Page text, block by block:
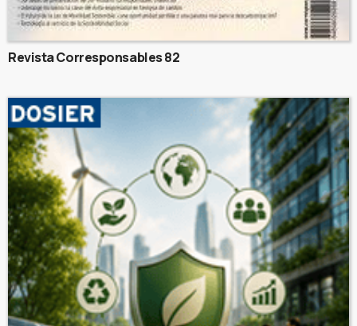
Revista Corresponsables 82